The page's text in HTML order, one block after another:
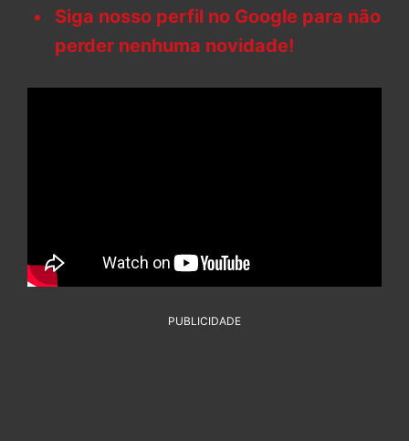
Siga nosso perfil no Google para não
perder nenhuma novidade!
PUBLICIDADE